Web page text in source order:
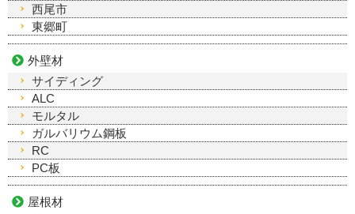
西尾市
東郷町
外壁材
サイディング
ALC
モルタル
ガルバリウム鋼板
RC
PC板
屋根材